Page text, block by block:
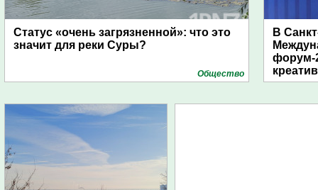
Статус «очень загрязненной»: что это
значит для реки Суры?
Общество
В
форум-